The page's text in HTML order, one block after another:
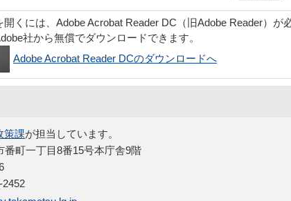
くには、Adobe Acrobat Reader DC（旧Adobe Reader）が
社から無償でダウンロードできます。
Adobe Acrobat Reader DCのダウンロードへ
策課が担当しています。
町一丁目8番15号本庁舎9階
2452